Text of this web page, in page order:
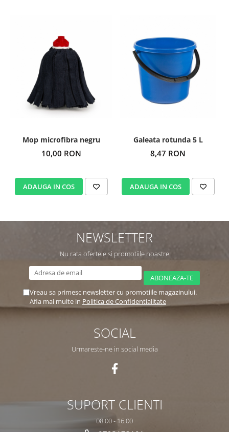
Mop microfibra negru
10,00 RON
ADAUGA IN COS
Galeata rotunda 5 L
8,47 RON
ADAUGA IN COS
NEWSLETTER
Nu rata ofertele si promotiile noastre
Vreau sa primesc newsletter cu promotiile magazinului.
Afla mai multe in Politica de Confidentialitate
SOCIAL
Urmareste-ne in social media
SUPORT CLIENTI
08:00 - 16:00